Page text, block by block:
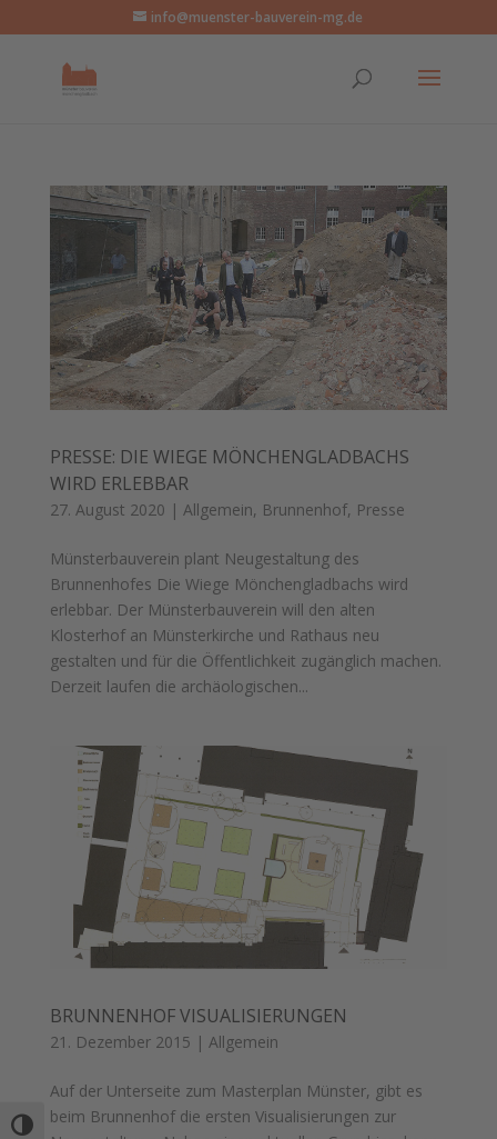
Umschalten auf hohe Kontraste
info@muenster-bauverein-mg.de
PRESSE: DIE WIEGE MÖNCHENGLADBACHS
WIRD ERLEBBAR
27. August 2020 | Allgemein, Brunnenhof, Presse
Münsterbauverein plant Neugestaltung des
Brunnenhofes Die Wiege Mönchengladbachs wird
erlebbar. Der Münsterbauverein will den alten
Klosterhof an Münsterkirche und Rathaus neu
gestalten und für die Öffentlichkeit zugänglich machen.
Derzeit laufen die archäologischen...
BRUNNENHOF VISUALISIERUNGEN
21. Dezember 2015 | Allgemein
Auf der Unterseite zum Masterplan Münster, gibt es
beim Brunnenhof die ersten Visualisierungen zur